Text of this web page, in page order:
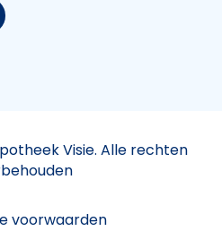
Visie. Alle rechten
voorwaarden